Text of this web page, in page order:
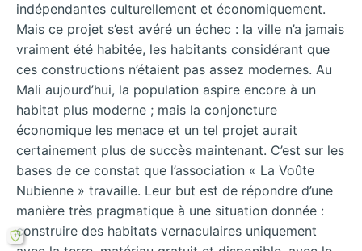
indépendantes culturellement et économiquement.
Mais ce projet s’est avéré un échec : la ville n’a jamais
vraiment été habitée, les habitants considérant que
ces constructions n’étaient pas assez modernes. Au
Mali aujourd’hui, la population aspire encore à un
habitat plus moderne ; mais la conjoncture
économique les menace et un tel projet aurait
certainement plus de succès maintenant. C’est sur les
bases de ce constat que l’association « La Voûte
Nubienne » travaille. Leur but est de répondre d’une
manière très pragmatique à une situation donnée :
construire des habitats vernaculaires uniquement